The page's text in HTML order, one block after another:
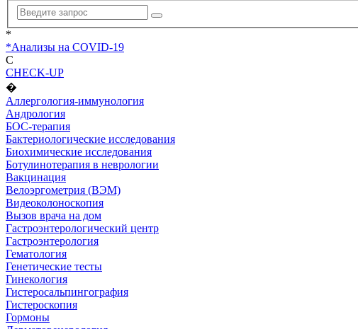
*
*Анализы на COVID-19
C
CHECK-UP
�
Аллергология-иммунология
Андрология
БОС-терапия
Бактериологические исследования
Биохимические исследования
Ботулинотерапия в неврологии
Вакцинация
Велоэргометрия (ВЭМ)
Видеоколоноскопия
Вызов врача на дом
Гастроэнтерологический центр
Гастроэнтерология
Гематология
Генетические тесты
Гинекология
Гистеросальпингография
Гистероскопия
Гормоны